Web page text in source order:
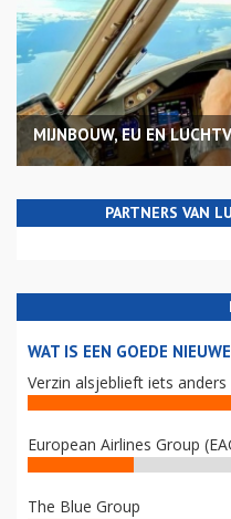
MIJNBOUW, EU EN
PARTNERS VAN
WAT IS EEN GOEDE
Verzin alsjeblieft iets anders
European Airlines Group
The Blue Group